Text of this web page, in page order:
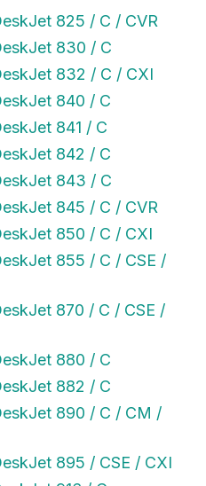
825 / C / CVR
830 / C
832 / C / CXI
840 / C
841 / C
842 / C
843 / C
845 / C / CVR
850 / C / CXI
855 / C / CSE /
870 / C / CSE /
880 / C
882 / C
890 / C / CM /
895 / CSE / CXI